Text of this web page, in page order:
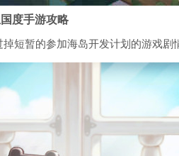
度手游攻略
掉短暂的参加海岛开发计划的游戏剧